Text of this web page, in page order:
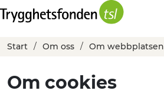
Start Om oss Om webbplatsen
Om cookies